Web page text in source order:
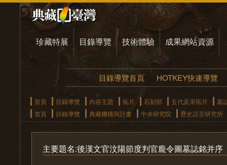
珍藏特展 目錄導覽 技術體驗 成果網站資源
目錄導覽首頁 HOTKEY快速導覽
首頁 目錄導覽 內容主題 拓片 石刻部 五代及宋拓片
墓
首頁
目錄導覽 典藏機構與計畫 中央研究院 歷史語言研究所
主要題名:後漢文官汶陽節度判官龐令圖墓誌銘并序